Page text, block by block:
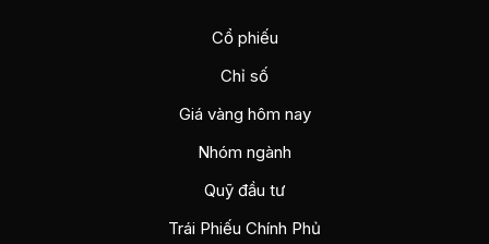
Cổ phiếu
Chỉ số
Giá vàng hôm nay
Nhóm ngành
Quỹ đầu tư
Trái Phiếu Chính Phủ